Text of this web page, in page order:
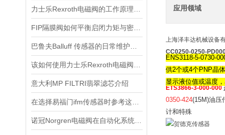
意大利MP FILTRI翡翠滤芯介绍
应用领域
上海泽丰达机械设备
CC0250-0250-
‌ENS3118-5-0730-
供2个或4个PNP晶
显示液位值或温度
ETS3866-3-000-000
0350-424(15M)油压
计和特殊